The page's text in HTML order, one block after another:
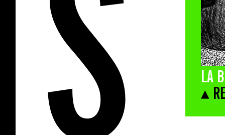
LA
▴